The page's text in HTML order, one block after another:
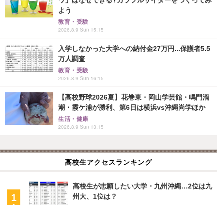
よう
教育・受験
2026.8.9 Sun 15:15
入学しなかった大学への納付金27万円...保護者5.5
万人調査
教育・受験
2026.8.9 Sun 16:15
【高校野球2026夏】花巻東・岡山学芸館・鳴門渦
潮・霞ケ浦が勝利、第6日は横浜vs沖縄尚学ほか
生活・健康
2026.8.9 Sun 13:15
高校生アクセスランキング
高校生が志願したい大学・九州沖縄…2位は九
州大、1位は？